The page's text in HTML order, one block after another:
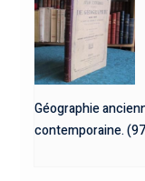
Géographie
contemporaine.